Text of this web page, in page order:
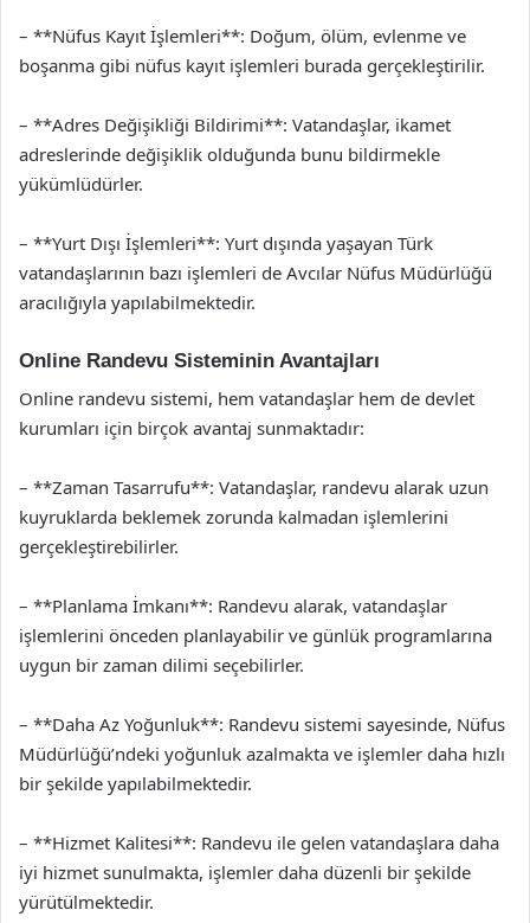
– **Nüfus Kayıt İşlemleri**: Doğum, ölüm, evlenme ve
boşanma gibi nüfus kayıt işlemleri burada gerçekleştirilir.
– **Adres Değişikliği Bildirimi**: Vatandaşlar, ikamet
adreslerinde değişiklik olduğunda bunu bildirmekle
yükümlüdürler.
– **Yurt Dışı İşlemleri**: Yurt dışında yaşayan Türk
vatandaşlarının bazı işlemleri de Avcılar Nüfus Müdürlüğü
aracılığıyla yapılabilmektedir.
Online Randevu Sisteminin Avantajları
Online randevu sistemi, hem vatandaşlar hem de devlet
kurumları için birçok avantaj sunmaktadır:
– **Zaman Tasarrufu**: Vatandaşlar, randevu alarak uzun
kuyruklarda beklemek zorunda kalmadan işlemlerini
gerçekleştirebilirler.
– **Planlama İmkanı**: Randevu alarak, vatandaşlar
işlemlerini önceden planlayabilir ve günlük programlarına
uygun bir zaman dilimi seçebilirler.
– **Daha Az Yoğunluk**: Randevu sistemi sayesinde, Nüfus
Müdürlüğü’ndeki yoğunluk azalmakta ve işlemler daha hızlı
bir şekilde yapılabilmektedir.
– **Hizmet Kalitesi**: Randevu ile gelen vatandaşlara daha
iyi hizmet sunulmakta, işlemler daha düzenli bir şekilde
yürütülmektedir.